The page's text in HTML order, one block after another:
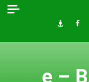
Skip
e –